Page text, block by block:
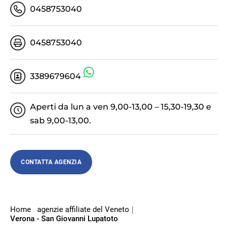
0458753040
0458753040
3389679604
Aperti da lun a ven 9,00-13,00 – 15,30-19,30 e
sab 9,00-13,00.
CONTATTA AGENZIA
Home
agenzie affiliate del Veneto
Verona - San Giovanni Lupatoto